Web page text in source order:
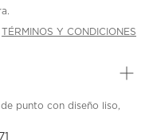
TÉRMINOS Y CONDICIONES
punto con diseño liso,